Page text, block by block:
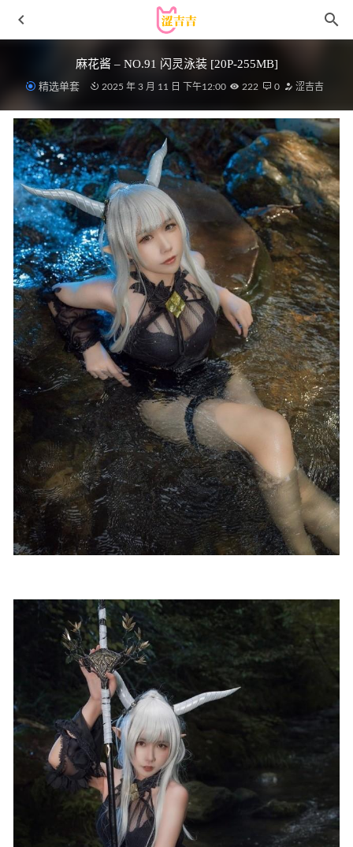
麻花酱 – NO.91 闪灵泳装 [20P-255MB]
精选单套 2025 年 3 月 11 日 下午12:00 222 0 涩吉吉
[微密圈]就是阿朱啊 – 针织衫[155P-2.46G] 2025-04-18
[Xiuren秀人网]2022.12.29 NO.6064 小海臀Rena[40+1P／
345MB] 2023-03-08
桜满三时 – NO.16 菲伦[15P-99MB] 2026-05-01
[Xiuren秀人网]2025.05.06 NO.10235 汁汁[69+1P/786MB]
2025-11-24
[Xiuren秀人网]2024.05.20 NO.8570 杨晨晨
Yome[80+1P/528MB] 2024-09-13